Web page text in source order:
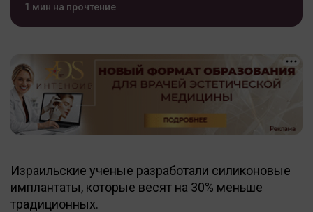
1 мин на прочтение
Израильские ученые разработали силиконовые
имплантаты, которые весят на 30% меньше
традиционных.